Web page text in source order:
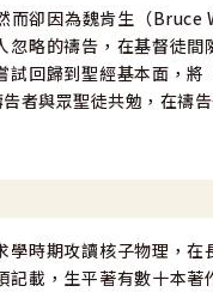
而卻因為魏肯生（
略的禱告，在基督徒間
回歸到聖經基本面，
者與眾聖徒共勉，在禱
時期攻讀核子物理，
載，生平著有數十本